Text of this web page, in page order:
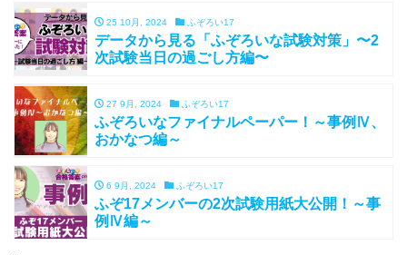
25 10月, 2024 ふぞろい17
データから見る「ふぞろいな試験対策」〜2
次試験当日の過ごし方編〜
27 9月, 2024 ふぞろい17
ふぞろいなファイナルペーパー！～事例Ⅳ、
おかなつ編～
6 9月, 2024 ふぞろい17
ふぞ17メンバーの2次試験用紙大公開！～事
例Ⅳ編～